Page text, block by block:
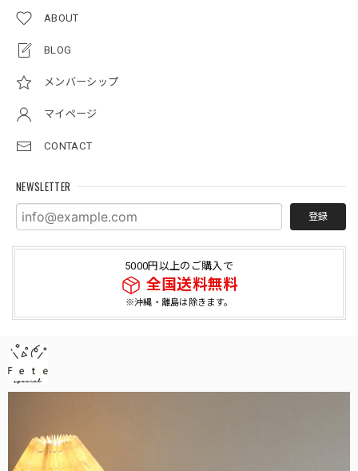
ABOUT
BLOG
メンバーシップ
マイページ
CONTACT
NEWSLETTER
登録
5000円以上のご購入で
全国送料無料
※沖縄・離島は除きます。